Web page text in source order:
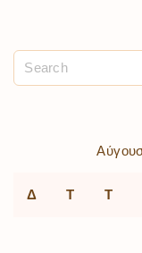
Δ Τ Τ